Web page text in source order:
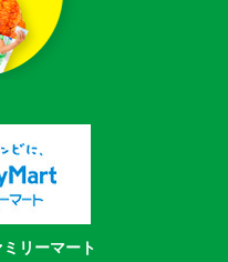
リーマート